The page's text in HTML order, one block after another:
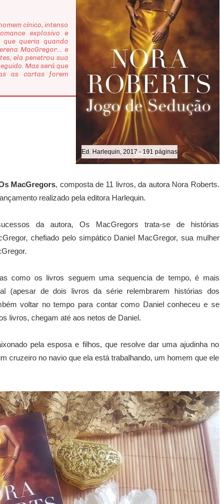
Ed. Harlequin, 2017 - 191 páginas
cínico, intenso
explosivo e
que queria quando
MacGregor… e
ela penetrou sua
Mas será que
as cartas forem
MacGregors, composta de 11 livros, da autora Nora Roberts.
realizado pela editora Harlequin.
da autora, Os MacGregors trata-se de histórias
chefiado pelo simpático Daniel MacGregor, sua mulher
como os livros seguem uma sequencia de tempo, é mais
(apesar de dois livros da série relembrarem histórias dos
voltar no tempo para contar como Daniel conheceu e se
livros, chegam até aos netos de Daniel.
pela esposa e filhos, que resolve dar uma ajudinha no
cruzeiro no navio que ela está trabalhando, um homem que ele